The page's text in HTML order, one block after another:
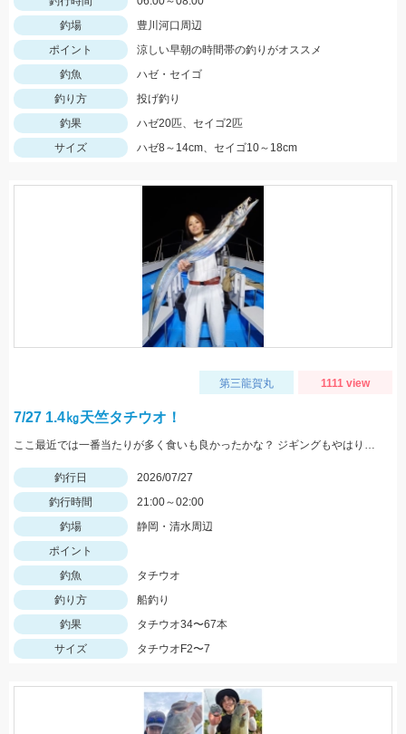
釣場
豊川河口周辺
ポイント
涼しい早朝の時間帯の釣りがオススメ
釣魚
ハゼ・セイゴ
釣り方
投げ釣り
釣果
ハゼ20匹、セイゴ2匹
サイズ
ハゼ8～14cm、セイゴ10～18cm
第三龍賀丸 1111 view
7/27 1.4㎏天竺タチウオ！
ここ最近では一番当たりが多く食いも良かったかな？ ジギングもやはり魚は細いもの多かったですが当たりの数は沢山あり数釣りは楽しめたようです。最大4本指サイズでいいサイズも多少混じりました。 エサ釣りは少し魚にクセがありテクニックが必要ですが、攻略できれば高釣果狙えます。 昨晩は天秤エサ釣りで天竺タチウオ1.4kg,あがりました。 まだまだ大物の気配もムンムンです！ エサ釣り38.55.67匹 サイズ2～7本指(最大1.4kg ) ジギング34.40匹 サイズ2～4本指
釣行日
2026/07/27
釣行時間
21:00～02:00
釣場
静岡・清水周辺
ポイント
釣魚
タチウオ
釣り方
船釣り
釣果
タチウオ34〜67本
サイズ
タチウオF2〜7